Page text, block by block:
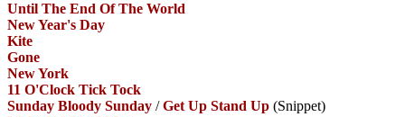
Until The End Of The World
New Year's Day
Kite
Gone
New York
11 O'Clock Tick Tock
Sunday Bloody Sunday /Get Up Stand Up (Snippet)